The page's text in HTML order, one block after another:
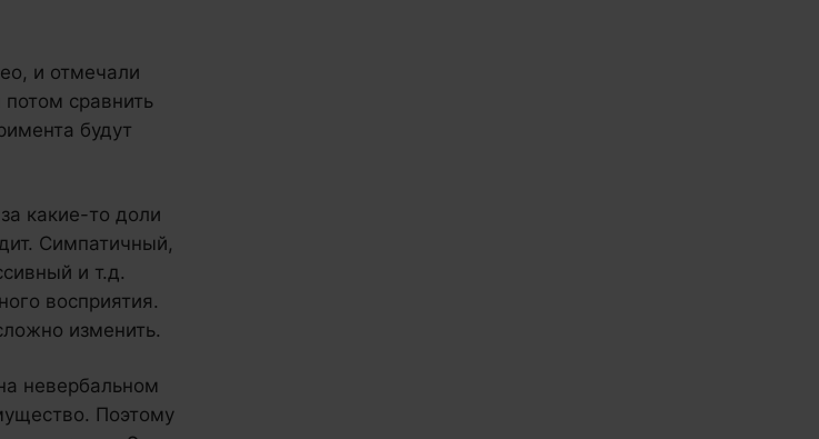
и отмечали
сравнить
будут
какие-то доли
Симпатичный,
и т.д.
восприятия.
изменить.
невербальном
Поэтому